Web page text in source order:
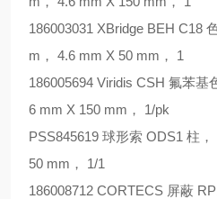
186003031 XBridge BEH C18
m ， 4.6 mm X 50 mm ，
1
186005694 Viridis CSH 氟苯基
6 mm X 150 mm ，
1/pk
PSS845619 球形索 ODS1 柱，
50 mm ，
1/1
186008712 CORTECS 屏蔽